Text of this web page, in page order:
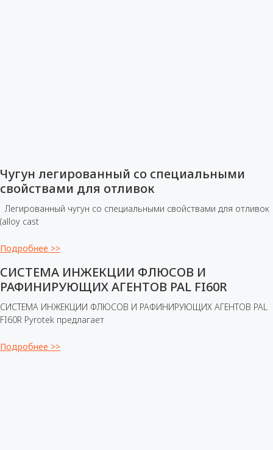
Чугун легированный со специальными
свойствами для отливок
Легированный чугун со специальными свойствами для отливок
(alloy cast
Подробнее >>
СИСТЕМА ИНЖЕКЦИИ ФЛЮСОВ И
РАФИНИРУЮЩИХ АГЕНТОВ PAL FI60R
СИСТЕМА ИНЖЕКЦИИ ФЛЮСОВ И РАФИНИРУЮЩИХ АГЕНТОВ PAL
FI60R Pyrotek предлагает
Подробнее >>